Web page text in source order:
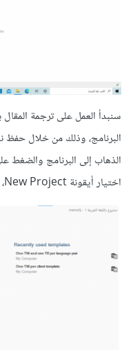
سنبدأ العمل على ترجمة
البرنامج، وذلك من خلال
اختيار أيقونة New Project، وأخيرًا نضغط على New Project.